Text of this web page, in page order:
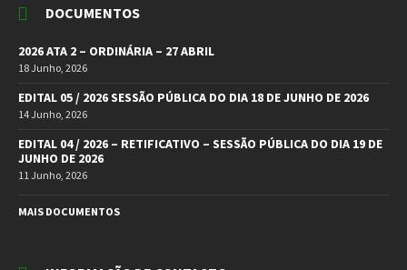
DOCUMENTOS
2026 ATA 2 – ORDINÁRIA – 27 ABRIL
18 Junho, 2026
EDITAL 05 / 2026 SESSÃO PÚBLICA DO DIA 18 DE JUNHO DE 2026
14 Junho, 2026
EDITAL 04 / 2026 – RETIFICATIVO – SESSÃO PÚBLICA DO DIA 19 DE
JUNHO DE 2026
11 Junho, 2026
MAIS DOCUMENTOS